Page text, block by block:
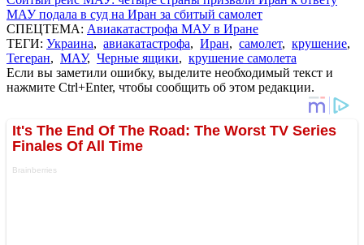
МАУ подала в суд на Иран за сбитый самолет
СПЕЦТЕМА: Авиакатастрофа МАУ в Иране
ТЕГИ: Украина, авиакатастрофа, Иран, самолет, крушение,
Тегеран, МАУ, Черные ящики, крушение самолета
Если вы заметили ошибку, выделите необходимый текст и
нажмите Ctrl+Enter, чтобы сообщить об этом редакции.